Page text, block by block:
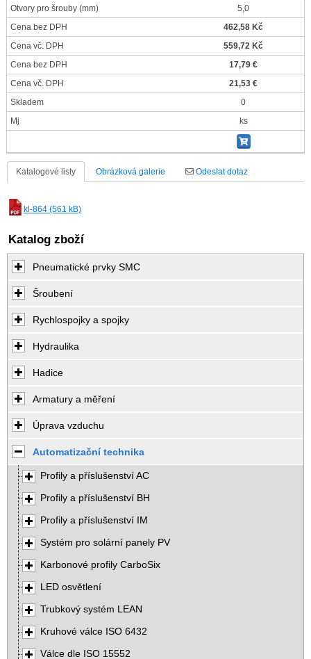
Otvory pro šrouby (mm)
5,0
Cena bez DPH
462,58 Kč
Cena vč. DPH
559,72 Kč
Cena bez DPH
17,79 €
Cena vč. DPH
21,53 €
Skladem
0
Mj
ks
Katalogové listy Obrázková galerie Odeslat dotaz
kl-864 (561 kB)
Katalog zboží
Pneumatické prvky SMC
Šroubení
Rychlospojky a spojky
Hydraulika
Hadice
Armatury a měření
Úprava vzduchu
Automatizační technika
Profily a příslušenství AC
Profily a příslušenství BH
Profily a příslušenství IM
Systém pro solární panely PV
Karbonové profily CarboSix
LED osvětlení
Trubkový systém LEAN
Kruhové válce ISO 6432
Válce dle ISO 15552